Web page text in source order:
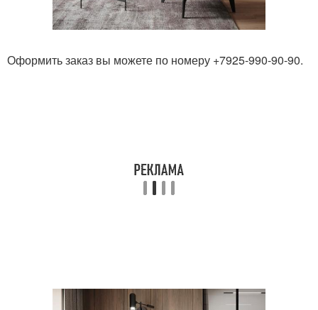
Оформить заказ вы можете по номеру +7925-990-90-90.